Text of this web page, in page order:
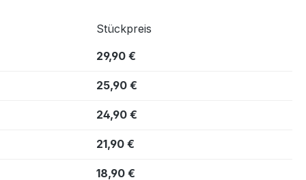
Stückpreis
29,90 €
25,90 €
24,90 €
21,90 €
18,90 €